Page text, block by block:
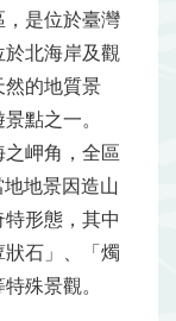
，是位於臺灣
北海岸及觀
然的地質景
點之一。
岬角，全區
地景因造山
形態，其中
石」、「燭
殊景觀。